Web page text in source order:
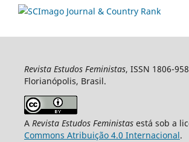
Revista Estudos Feministas, ISSN 1806-
Florianópolis, Brasil.
A Revista Estudos Feministasestá sob a
Commons Atribuição 4.0 Internacional.